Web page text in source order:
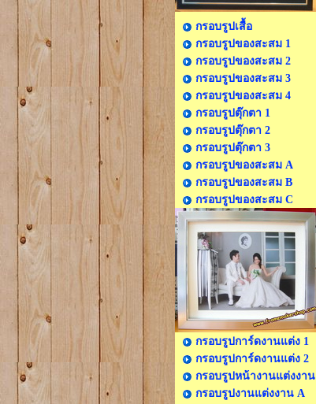
กรอบรูปเสื้อ
กรอบรูปของสะสม 1
กรอบรูปของสะสม 2
กรอบรูปของสะสม 3
กรอบรูปของสะสม 4
กรอบรูปตุ๊กตา 1
กรอบรูปตุ๊กตา 2
กรอบรูปตุ๊กตา 3
กรอบรูปของสะสม A
กรอบรูปของสะสม B
กรอบรูปของสะสม C
กรอบรูปการ์ดงานแต่ง 1
กรอบรูปการ์ดงานแต่ง 2
กรอบรูปหน้างานแต่งงาน
กรอบรูปงานแต่งงาน A